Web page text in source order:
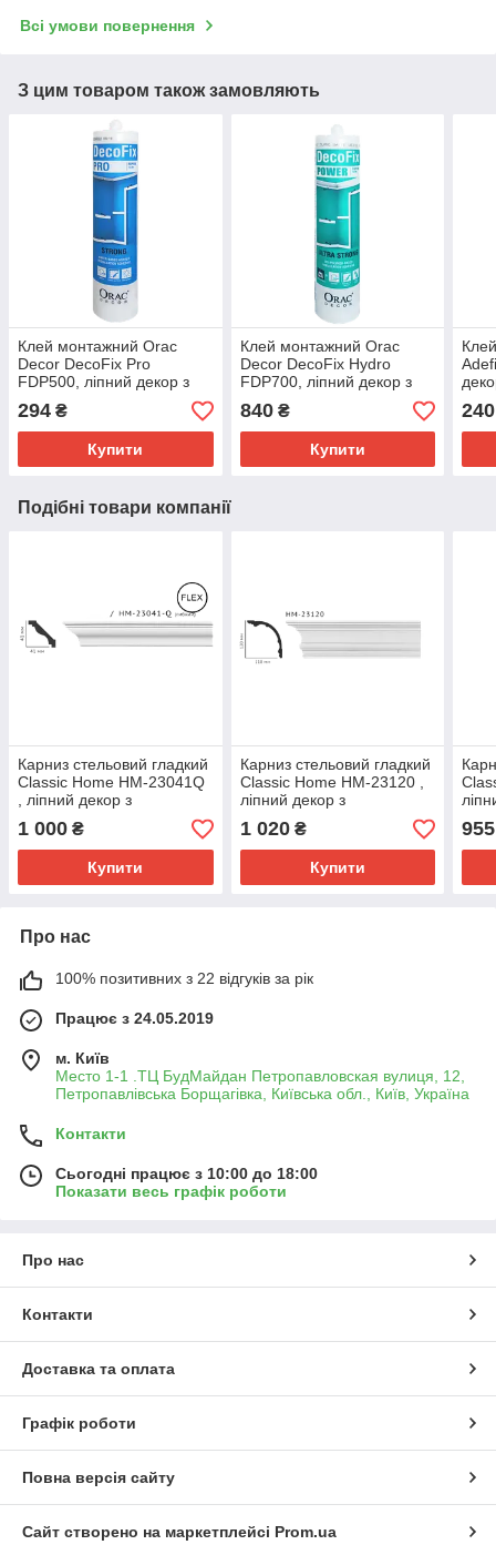
Всі умови повернення
З цим товаром також замовляють
Клей монтажний Orac
Decor DecoFix Pro
FDP500, ліпний декор з
поліуретану
294 ₴
Купити
Клей монтажний Orac
Decor DecoFix Hydro
FDP700, ліпний декор з
поліуретану
840₴
Купити
240
Подібні товари компанії
Карниз стельовий гладкий
Classic Home HM-23041Q
, ліпний декор з
1 000 ₴
Купити
Карниз стельовий гладкий
Classic Home HM-23120 ,
ліпний декор з
1 020₴
Купити
955
Про нас
100% позитивних з 22 відгуків за рік
Працює з 24.05.2019
м. Київ
Место 1-1 .ТЦ БудМайдан Петропавловская вулиця, 12,
Петропавлівська Борщагівка, Київська обл., Київ, Україна
Контакти
Сьогодні працює з 10:00 до 18:00
Показати весь графік роботи
Про нас
Контакти
Доставка та оплата
Графік роботи
Повна версія сайту
Сайт створено на маркетплейсі Prom.ua